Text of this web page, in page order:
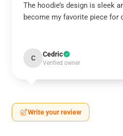
The hoodie’s design is sleek
become my favorite piece for
C Cedric
Verified owner
Write your review